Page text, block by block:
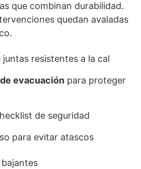
que combinan durabilidad.
quedan avaladas
resistentes a la cal
evacuación para proteger
de seguridad
para evitar atascos